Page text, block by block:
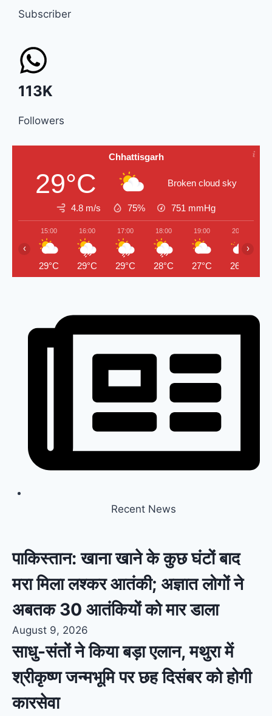
Subscriber
113K
Followers
Chhattisgarh
29°C Broken cloud sky
4.8 m/s 75% 751 mmHg
15:00
29°C
16:00
29°C
17:00
29°C
18:00
28°C
19:00
27°C
20:00
26°C
‹ ›
Recent News
पाकिस्तान: खाना खाने के कुछ घंटों बाद
मरा मिला लश्कर आतंकी; अज्ञात लोगों ने
अबतक 30 आतंकियों को मार डाला
August 9, 2026
साधु-संतों ने किया बड़ा एलान, मथुरा में
श्रीकृष्ण जन्मभूमि पर छह दिसंबर को होगी
कारसेवा